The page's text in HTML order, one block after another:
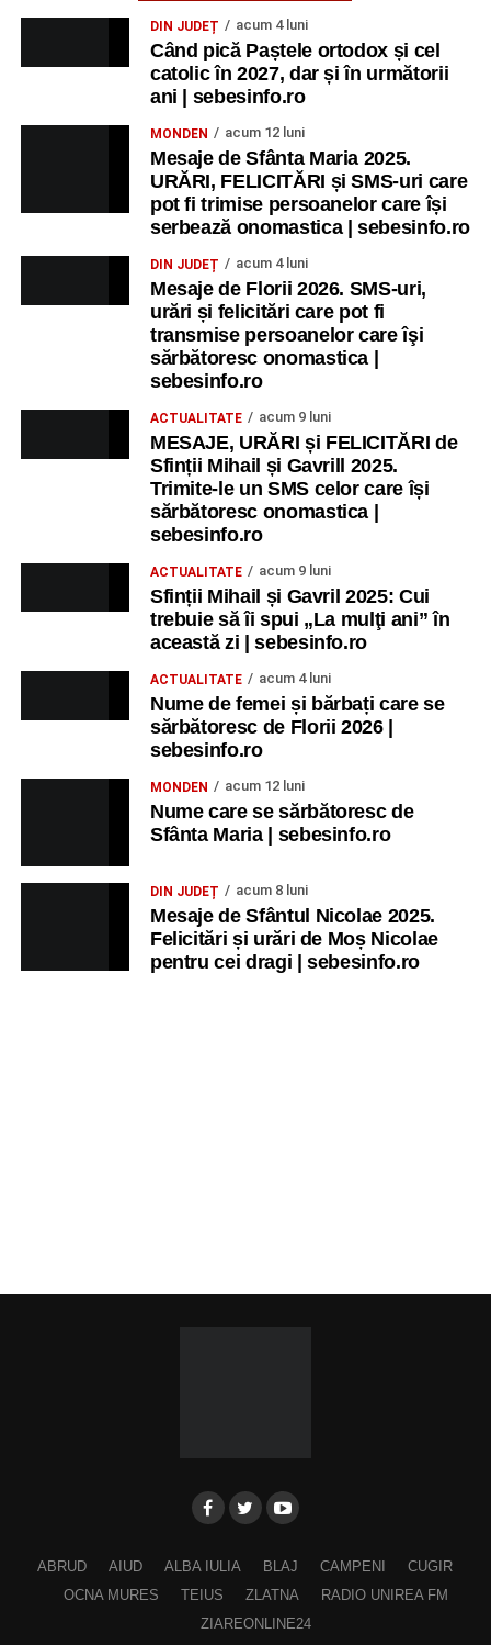
DIN JUDEȚ acum 4 luni
Când pică Paștele ortodox și cel
catolic în 2027, dar și în următorii
ani | sebesinfo.ro
MONDEN acum 12 luni
Mesaje de Sfânta Maria 2025.
URĂRI, FELICITĂRI și SMS-uri care
pot fi trimise persoanelor care își
serbează onomastica | sebesinfo.ro
DIN JUDEȚ acum 4 luni
Mesaje de Florii 2026. SMS-uri,
urări și felicitări care pot fi
transmise persoanelor care îşi
sărbătoresc onomastica |
sebesinfo.ro
ACTUALITATE acum 9 luni
MESAJE, URĂRI și FELICITĂRI de
Sfinții Mihail și Gavrill 2025.
Trimite-le un SMS celor care își
sărbătoresc onomastica |
sebesinfo.ro
ACTUALITATE acum 9 luni
Sfinții Mihail și Gavril 2025: Cui
trebuie să îi spui „La mulţi ani” în
această zi | sebesinfo.ro
ACTUALITATE acum 4 luni
Nume de femei și bărbați care se
sărbătoresc de Florii 2026 |
sebesinfo.ro
MONDEN acum 12 luni
Nume care se sărbătoresc de
Sfânta Maria | sebesinfo.ro
DIN JUDEȚ acum 8 luni
Mesaje de Sfântul Nicolae 2025.
Felicitări și urări de Moș Nicolae
pentru cei dragi | sebesinfo.ro
ABRUD AIUD ALBA IULIA BLAJ CAMPENI
CUGIR
OCNA MURES
TEIUS ZLATNA
RADIO UNIREA FM
ZIAREONLINE24